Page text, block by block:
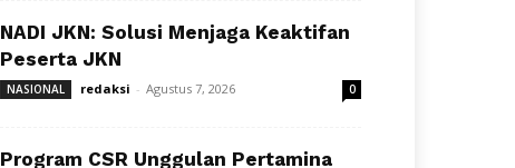
NADI JKN: Solusi Menjaga Keaktifan
Peserta JKN
NASIONAL redaksi - Agustus 7, 2026 0
Program CSR Unggulan Pertamina